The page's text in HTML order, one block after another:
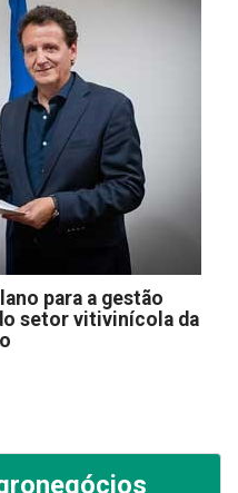
para a gestão
setor vitivinícola da